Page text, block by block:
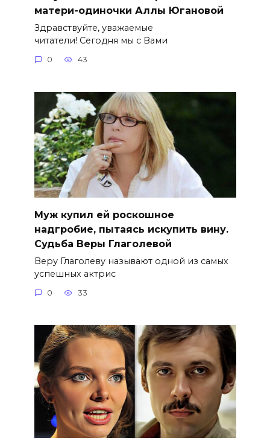
матери-одиночки Аллы Югановой
Здравствуйте, уважаемые
читатели! Сегодня мы с Вами
0 43
Муж купил ей роскошное
надгробие, пытаясь искупить вину.
Судьба Веры Глаголевой
Веру Глаголеву называют одной из самых
успешных актрис
0 33